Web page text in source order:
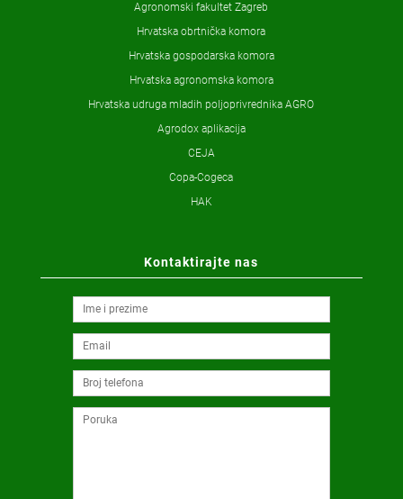
Agronomski fakultet Zagreb
Hrvatska obrtnička komora
Hrvatska gospodarska komora
Hrvatska agronomska komora
Hrvatska udruga mladih poljoprivrednika AGRO
Agrodox aplikacija
CEJA
Copa-Cogeca
HAK
Kontaktirajte nas